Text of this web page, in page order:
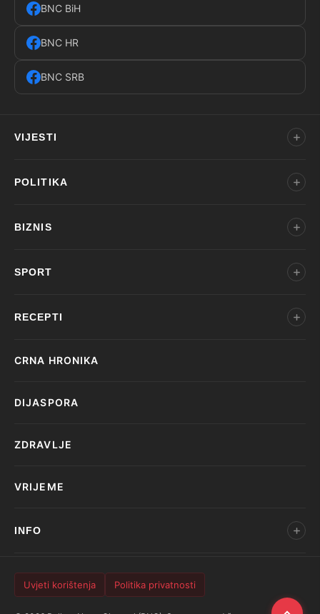
BNC BiH
BNC HR
BNC SRB
VIJESTI
POLITIKA
BIZNIS
SPORT
RECEPTI
CRNA HRONIKA
DIJASPORA
ZDRAVLJE
VRIJEME
INFO
Uvjeti korištenja Politika privatnosti